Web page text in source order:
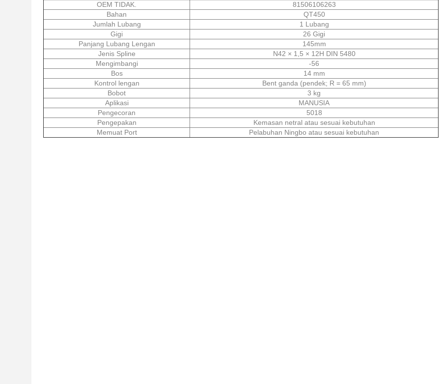
OEM TIDAK.
81506106263
Bahan
QT450
Jumlah Lubang
1 Lubang
Gigi
26 Gigi
Panjang Lubang Lengan
145mm
Jenis Spline
N42 × 1,5 × 12H DIN 5480
Mengimbangi
-56
Bos
14 mm
Kontrol lengan
Bent ganda (pendek; R = 65 mm)
Bobot
3 kg
Aplikasi
MANUSIA
Pengecoran
5018
Pengepakan
Kemasan netral atau sesuai kebutuhan
Memuat Port
Pelabuhan Ningbo atau sesuai kebutuhan